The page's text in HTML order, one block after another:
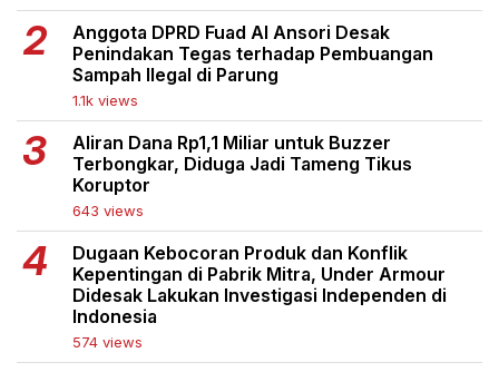
Anggota DPRD Fuad Al Ansori Desak
Penindakan Tegas terhadap Pembuangan
Sampah Ilegal di Parung
1.1k views
Aliran Dana Rp1,1 Miliar untuk Buzzer
Terbongkar, Diduga Jadi Tameng Tikus
Koruptor
643 views
Dugaan Kebocoran Produk dan Konflik
Kepentingan di Pabrik Mitra, Under Armour
Didesak Lakukan Investigasi Independen di
Indonesia
574 views